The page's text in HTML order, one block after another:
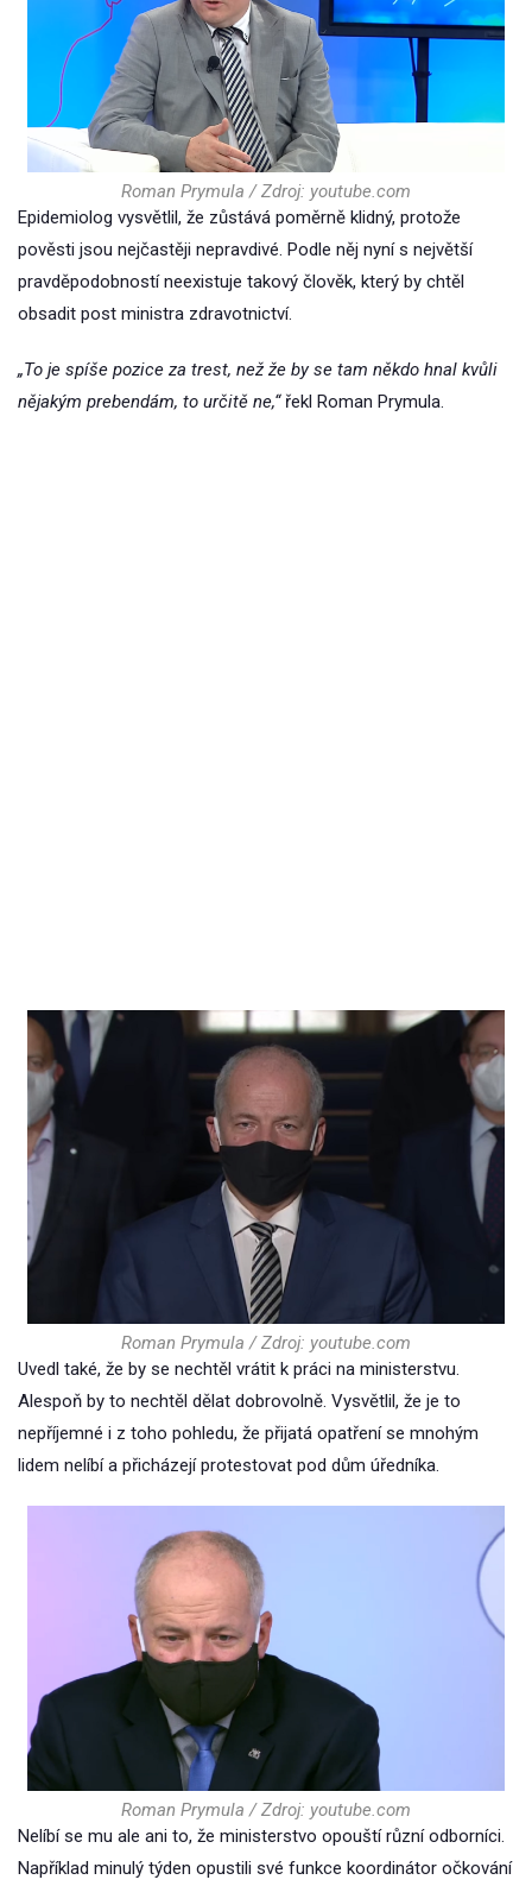
Roman Prymula / Zdroj: youtube.com
Epidemiolog vysvětlil, že zůstává poměrně klidný, protože
pověsti jsou nejčastěji nepravdivé. Podle něj nyní s největší
pravděpodobností neexistuje takový člověk, který by chtěl
obsadit post ministra zdravotnictví.
„To je spíše pozice za trest, než že by se tam někdo hnal kvůli
nějakým prebendám, to určitě ne,“řekl Roman Prymula.
Roman Prymula / Zdroj: youtube.com
Uvedl také, že by se nechtěl vrátit k práci na ministerstvu.
Alespoň by to nechtěl dělat dobrovolně. Vysvětlil, že je to
nepříjemné i z toho pohledu, že přijatá opatření se mnohým
lidem nelíbí a přicházejí protestovat pod dům úředníka.
Roman Prymula / Zdroj: youtube.com
Nelíbí se mu ale ani to, že ministerstvo opouští různí odborníci.
Například minulý týden opustili své funkce koordinátor očkování